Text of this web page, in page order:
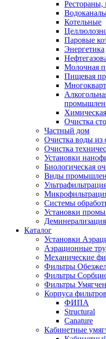
Рестораны,
Котельные
Паровые
Энергетика
Молочная
Пищевая
Очистка
Частный дом
Очистка воды из
Очистка
Установки
Биологическая
Виды
Системы
Установки
Каталог
Установки
Аэрационные
Механические
Фильтры
Фильтры
Фильтры
Корпуса фильтров
ФИПА
Structural
Canature
Кабинетные